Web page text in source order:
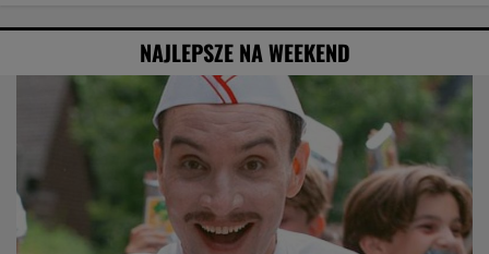
NAJLEPSZE NA WEEKEND